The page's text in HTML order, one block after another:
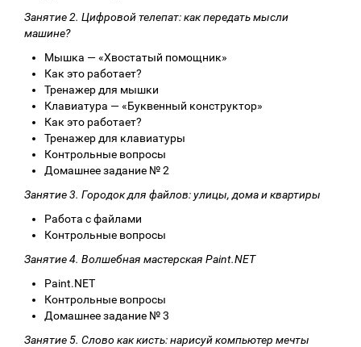
Занятие 2. Цифровой телепат: как передать мысли
машине?
Мышка — «Хвостатый помощник»
Как это работает?
Тренажер для мышки
Клавиатура — «Буквенный конструктор»
Как это работает?
Тренажер для клавиатуры
Контрольные вопросы
Домашнее задание № 2
Занятие 3. Городок для файлов: улицы, дома и квартиры
Работа с файлами
Контрольные вопросы
Занятие 4. Волшебная мастерская Paint.NET
Paint.NET
Контрольные вопросы
Домашнее задание № 3
Занятие 5. Слово как кисть: нарисуй компьютер мечты